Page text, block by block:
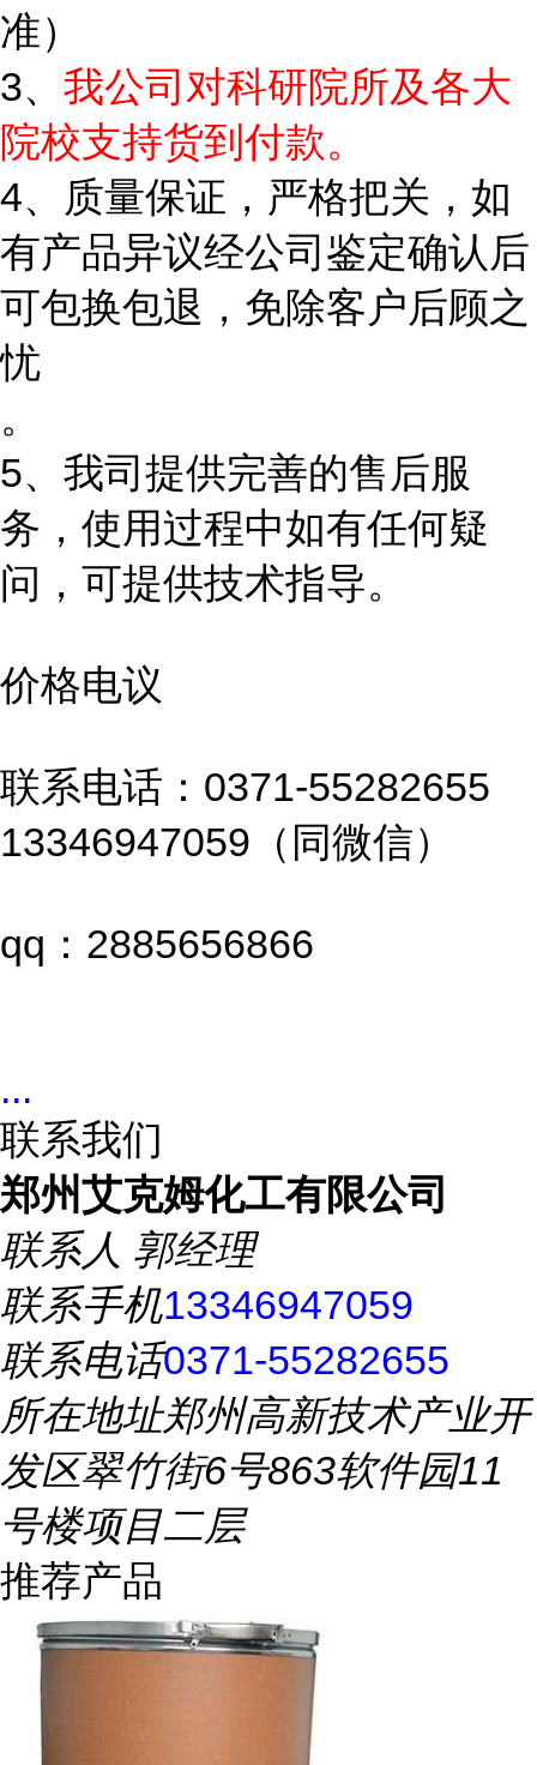
准）
3、 我公司对科研院所及各大
院校支持货到付款。
4、质量保证，严格把关，如
有产品异议经公司鉴定确认后
可包换包退，免除客户后顾之
忧
。
5、我司提供完善的售后服
务，使用过程中如有任何疑
问，可提供技术指导。
价格电议
联系电话：0371-55282655
13346947059（同微信）
qq：2885656866
...
联系我们
郑州艾克姆化工有限公司
联系人 郭经理
联系手机13346947059
联系电话0371-55282655
所在地址郑州高新技术产业开
发区翠竹街6号863软件园11
号楼项目二层
推荐产品